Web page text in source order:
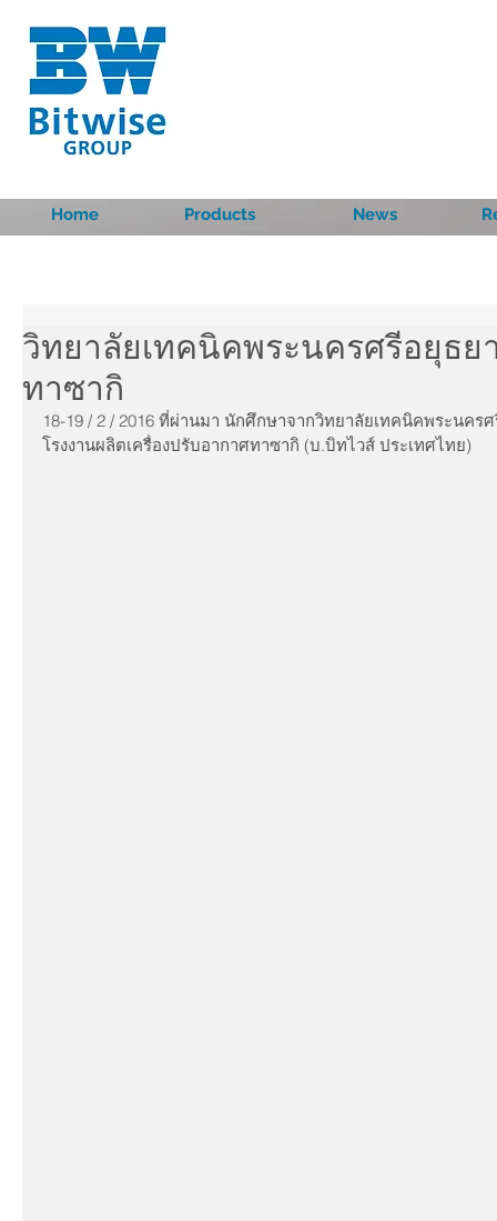
Home Products News
วิทยาลัยเทคนิคพระนครศรีอยุธย
ทาซากิ
18-19 / 2 / 2016 ที่ผ่านมา นักศึกษาจากวิทยาลัยเทคนิคพระนค
โรงงานผลิตเครื่องปรับอากาศทาซากิ (บ.บิทไวส์ ประเทศไทย)